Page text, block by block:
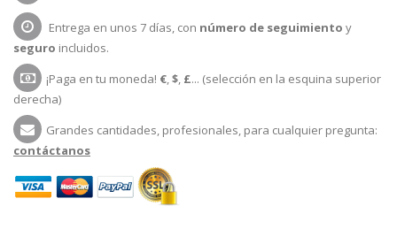
Entrega en unos 7 días, con número de seguimiento y
seguro incluidos.
¡Paga en tu moneda! €,$, £... (selección en la esquina superior
derecha)
Grandes cantidades, profesionales, para cualquier pregunta:
contáctanos